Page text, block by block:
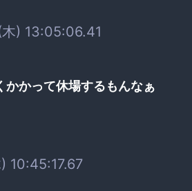
) 13:05:06.41
かかって休場するもんなぁ
10:45:17.67